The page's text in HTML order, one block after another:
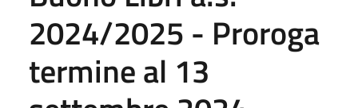
2024/2025 - Proroga
termine al 13